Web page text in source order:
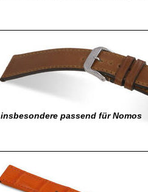
insbesondere passend für Nomos